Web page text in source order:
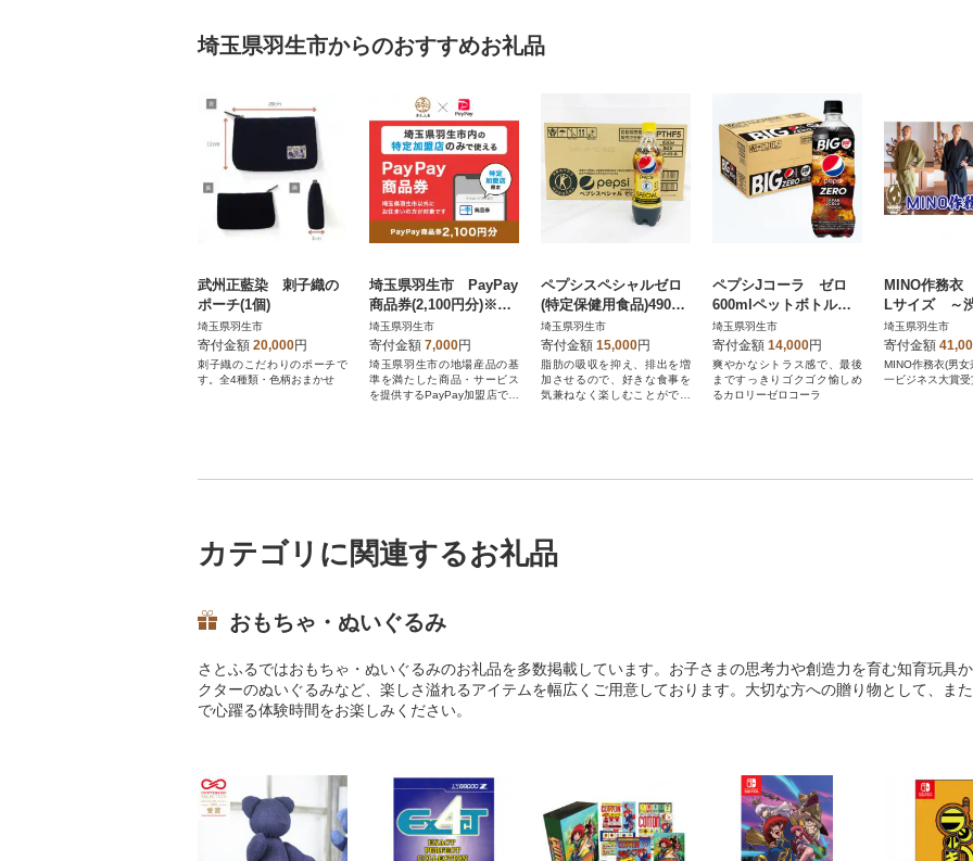
埼玉県羽生市からのおすすめお礼品
武州正藍染 刺子織の
ポーチ(1個)
埼玉県羽生市
寄付金額 20,000円
刺子織のこだわりのポーチで
す。全4種類・色柄おまかせ
埼玉県羽生市 PayPay
商品券(2,100円分)※地
域内の一部の加盟店の
みで利用可
埼玉県羽生市
寄付金額 7,000円
埼玉県羽生市の地場産品の基
準を満たした商品・サービス
を提供するPayPay加盟店での
ペプシスペシャルゼロ
(特定保健用食品)490ml
ペットボトル 24本
埼玉県羽生市
寄付金額 15,000円
脂肪の吸収を抑え、排出を増
加させるので、好きな食事を
気兼ねなく楽しむことができ
ペプシJコーラ ゼロ
600mlペットボトル 2
4本
埼玉県羽生市
寄付金額 14,000円
爽やかなシトラス感で、最後
まですっきりゴクゴク愉しめ
るカロリーゼロコーラ
MINO作務
Lサイズ ～
ジネス大賞受
埼玉県羽生市
寄付金額
MINO作務衣(男女
一ビジネス大賞
カテゴリに関連するお礼品
おもちゃ・ぬいぐるみ
さとふるではおもちゃ・ぬいぐるみのお礼品を多数掲載しています。お子さまの思考力や創造力を育む知育玩具
クターのぬいぐるみなど、楽しさ溢れるアイテムを幅広くご用意しております。大切な方への贈り物として、ま
で心躍る体験時間をお楽しみください。